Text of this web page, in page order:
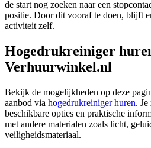
de start nog zoeken naar een
positie. Door dit vooraf te doen, blijft
activiteit zelf.
Hogedrukreiniger
Verhuurwinkel.nl
Bekijk de mogelijkheden op deze
aanbod via hogedrukreiniger huren.
beschikbare opties en praktische
met andere materialen zoals licht,
veiligheidsmateriaal.